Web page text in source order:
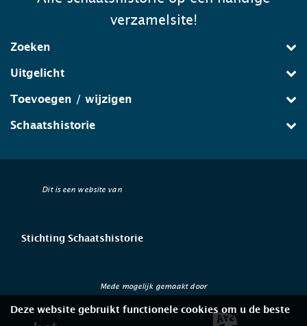
verzamelsite!
Zoeken
Uitgelicht
Toevoegen / wijzigen
Schaatshistorie
Dit is een website van
Stichting Schaatshistorie
Mede mogelijk gemaakt door
Deze website gebruikt functionele cookies om u de beste